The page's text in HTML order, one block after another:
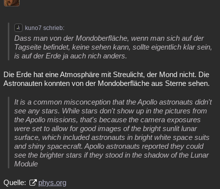
kuno7 schrieb:
Dass man von der Mondoberfläche, wenn man sich auf der
Tagseite befindet, keine sehen kann, sollte eigentlich klar sein,
is auf der Erde ja auch nich anders.
Die Erde hat eine Atmosphäre mit Streulicht, der Mond nicht. Die
Astronauten konnten von der Mondoberfläche aus Sterne sehen.
It is a common misconception that the Apollo astronauts didn't
see any stars. While stars don't show up in the pictures from
the Apollo missions, that's because the camera exposures
were set to allow for good images of the bright sunlit lunar
surface, which included astronauts in bright white space suits
and shiny spacecraft. Apollo astronauts reported they could
see the brighter stars if they stood in the shadow of the Lunar
Module
Quelle: phys.org